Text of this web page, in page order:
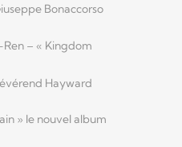
Bonaccorso
– « Kingdom
Hayward
» le nouvel album